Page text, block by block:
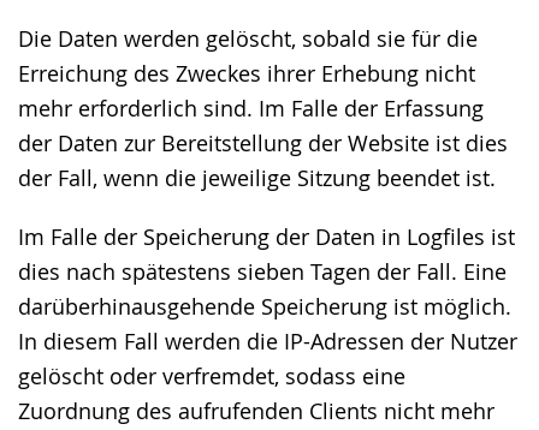
Die Daten werden gelöscht, sobald sie für die
Erreichung des Zweckes ihrer Erhebung nicht
mehr erforderlich sind. Im Falle der Erfassung
der Daten zur Bereitstellung der Website ist dies
der Fall, wenn die jeweilige Sitzung beendet ist.
Im Falle der Speicherung der Daten in Logfiles ist
dies nach spätestens sieben Tagen der Fall. Eine
darüberhinausgehende Speicherung ist möglich.
In diesem Fall werden die IP-Adressen der Nutzer
gelöscht oder verfremdet, sodass eine
Zuordnung des aufrufenden Clients nicht mehr